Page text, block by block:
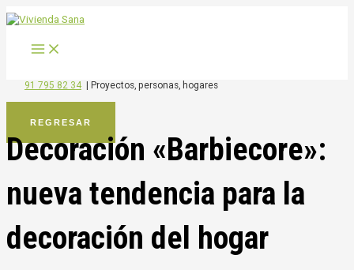
al
91 795 82 34 Proyectos, personas, hogares
REGRESAR
Decoración «Barbiecore»:
nueva tendencia para la
decoración del hogar